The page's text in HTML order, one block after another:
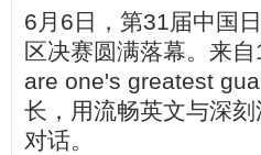
6月6日，第31届中国
区决赛圆满落幕。来
are one's greatest
长，用流畅英文与深
对话。